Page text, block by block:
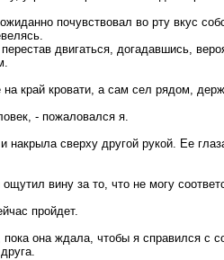
почувствовал во рту вкус
двигаться, догадавшись,
край кровати, а сам сел рядом,
- пожаловался я.
сверху другой рукой. Ее
вину за то, что не могу
пройдет.
пока она ждала, чтобы я справился с